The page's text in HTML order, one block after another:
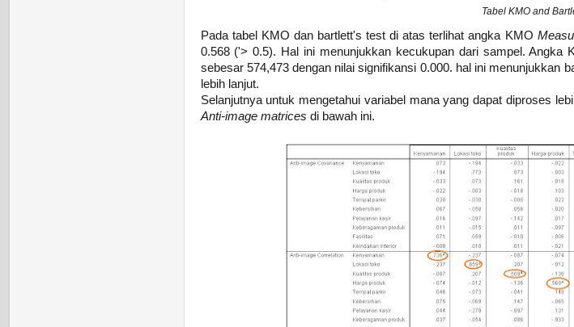
Tabel KMO and
Pada tabel KMO dan bartlett's test di atas terlihat angka KMO
0.568 ('> 0.5). Hal ini menunjukkan kecukupan dari sampel.
sebesar 574,473 dengan nilai signifikansi 0.000. hal ini menunjukkan
lebih lanjut.
Selanjutnya untuk mengetahui variabel mana yang dapat diproses
Anti-image matrices di bawah ini.